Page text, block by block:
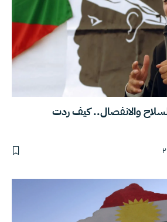
والانفصال.. كيف ردت